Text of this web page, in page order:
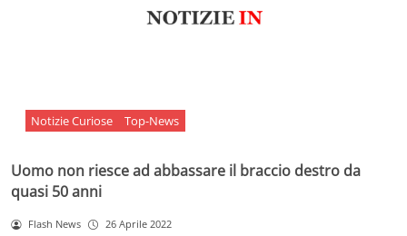
Notizie Curiose Top-News
Uomo non riesce ad abbassare il braccio destro da
quasi 50 anni
Flash News 26 Aprile 2022